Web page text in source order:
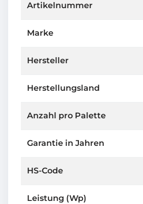
Artikelnummer
Marke
Hersteller
Herstellungsland
Anzahl pro Palette
Garantie in Jahren
HS-Code
Leistung (Wp)